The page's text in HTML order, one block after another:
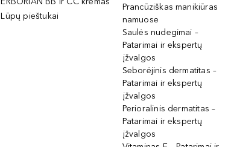
Lūpų pieštukai
Prancūziškas manikiūras
namuose
Saulės nudegimai –
Patarimai ir ekspertų
įžvalgos
Seborėjinis dermatitas –
Patarimai ir ekspertų
įžvalgos
Perioralinis dermatitas –
Patarimai ir ekspertų
įžvalgos